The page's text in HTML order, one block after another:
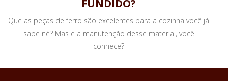
FUNDIDO?
Que as peças de ferro são excelentes para a cozinha você já
sabe né? Mas e a manutenção desse material, você
conhece?